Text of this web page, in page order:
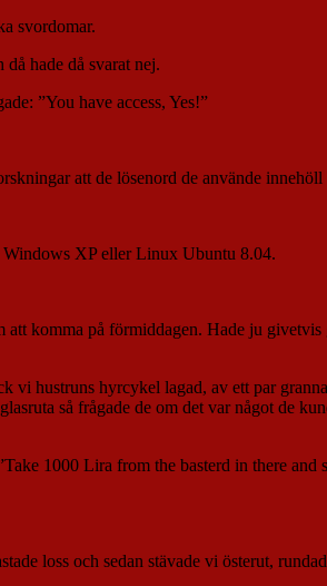
svordomar.
hade då svarat nej.
”You have access, Yes!”
att de lösenord de använde innehöll
Windows XP eller Linux Ubuntu 8.04.
att komma på förmiddagen. Hade ju
vi hustruns hyrcykel lagad, av ett par
så frågade de om det var något de
1000 Lira from the basterd in there
loss och sedan stävade vi österut,